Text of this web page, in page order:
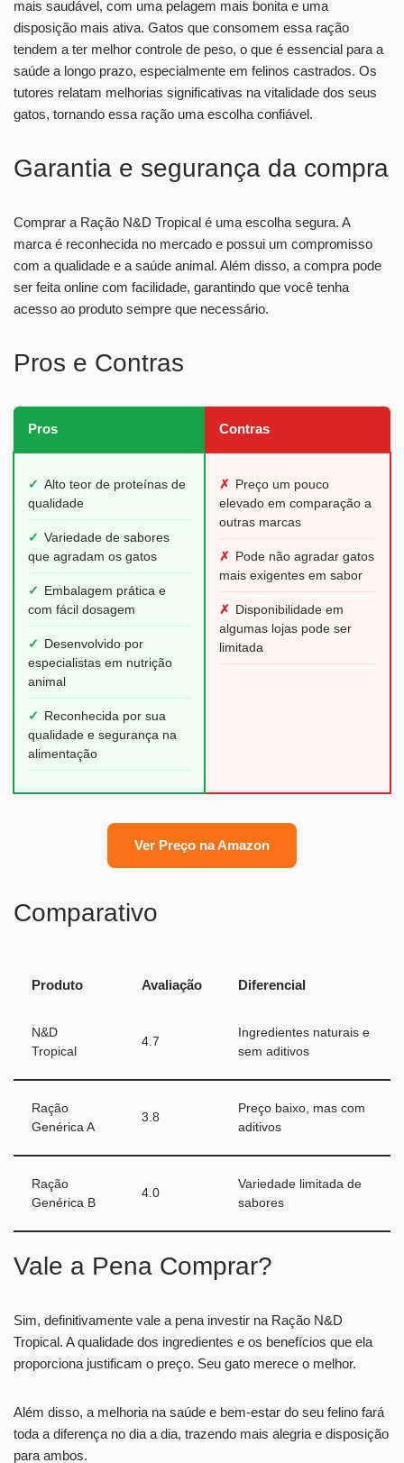
mais saudável, com uma pelagem mais bonita e uma
disposição mais ativa. Gatos que consomem essa ração
tendem a ter melhor controle de peso, o que é essencial para a
saúde a longo prazo, especialmente em felinos castrados. Os
tutores relatam melhorias significativas na vitalidade dos seus
gatos, tornando essa ração uma escolha confiável.
Garantia e segurança da compra
Comprar a Ração N&D Tropical é uma escolha segura. A
marca é reconhecida no mercado e possui um compromisso
com a qualidade e a saúde animal. Além disso, a compra pode
ser feita online com facilidade, garantindo que você tenha
acesso ao produto sempre que necessário.
Pros e Contras
Pros Contras
✓ Alto teor de proteínas de
qualidade
✓ Variedade de sabores
que agradam os gatos
✓
Embalagem prática e
com fácil dosagem
✓
Desenvolvido por
especialistas em nutrição
animal
✓
Reconhecida por sua
qualidade e segurança na
alimentação
✗ Preço um pouco
elevado em comparação a
outras marcas
✗ Pode não agradar gatos
mais exigentes em sabor
✗ Disponibilidade em
algumas lojas pode ser
limitada
Ver Preço na Amazon
Comparativo
Produto Avaliação Diferencial
N&D
Tropical
4.7
Ingredientes naturais e
sem aditivos
Ração
Genérica A
3.8
Preço baixo, mas com
aditivos
Ração
Genérica B
4.0
Variedade limitada de
sabores
Vale a Pena Comprar?
Sim, definitivamente vale a pena investir na Ração N&D
Tropical. A qualidade dos ingredientes e os benefícios que ela
proporciona justificam o preço. Seu gato merece o melhor.
Além disso, a melhoria na saúde e bem-estar do seu felino fará
toda a diferença no dia a dia, trazendo mais alegria e disposição
para ambos.